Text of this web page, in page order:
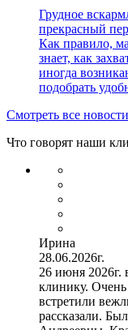
Грудное
прекрасный
Как правило,
знает, как
иногда
подобрать
Смотреть все новости
Что говорят наши
Ирина
28.06.2026г.
26 июня 2026г.
клинику.
встретили
рассказали.